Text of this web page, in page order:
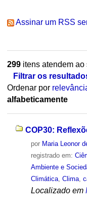
Assinar um RSS
299itens atendem ao
Filtrar os
Ordenar por
alfabeticamente
COP30:
por Maria Leonor
registrado em:
Ambiente e
Climática, Clima,
Localizado em